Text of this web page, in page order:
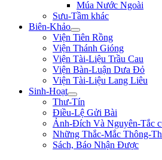
Múa Nước Ngoài
Sưu-Tầm khác
Biên-Khảo
Viện Tiên Rồng
Viện Thánh Gióng
Viện Tài-Liệu Trầu Cau
Viện Bàn-Luận Dưa Đỏ
Viện Tài-Liệu Lang Liêu
Sinh-Hoạt
Thư-Tín
Điều-Lệ Gửi Bài
Ảnh-Đích Và Nguyên-Tắc
Những Thắc-Mắc Thông-
Sách, Báo Nhận Được